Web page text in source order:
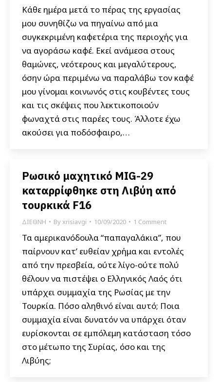
Κάθε ημέρα μετά το πέρας της εργασίας
μου συνηθίζω να πηγαίνω από μια
συγκεκριμένη καφετέρια της περιοχής για
να αγοράσω καφέ. Εκεί ανάμεσα στους
θαμώνες, νεότερους και μεγαλύτερους,
όσην ώρα περιμένω να παραλάβω τον καφέ
μου γίνομαι κοινωνός στις κουβέντες τους
και τις σκέψεις που λεκτικοποιούν
φωναχτά στις παρέες τους. Άλλοτε έχω
ακούσει για ποδόσφαιρο,…
Ρωσικό μαχητικό MΙG-29
καταρρίφθηκε στη Λιβύη από
τουρκικά F16
ΔΙΕΘΝΗ Byxrisiavgi 10/09/2020 1 Comment
Τα αμερικανόδουλα “παπαγαλάκια”, που
παίρνουν κατ’ ευθείαν χρήμα και εντολές
από την πρεσβεία, ούτε λίγο-ούτε πολύ
θέλουν να πιστέψει ο Ελληνικός Λαός ότι
υπάρχει συμμαχία της Ρωσίας με την
Τουρκία. Πόσο αληθινό είναι αυτό; Ποια
συμμαχία είναι δυνατόν να υπάρχει όταν
ευρίσκονται σε εμπόλεμη κατάσταση τόσο
στο μέτωπο της Συρίας, όσο και της
Λιβύης;